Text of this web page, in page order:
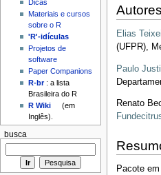
Autores
Elias
(UFPR),
Paulo
Renato
Pacote
Dicas
Materiais e cursos
sobre o R
'R'-idículas
Projetos de
software
Paper Companions
R-br: a lista
Brasileira do R
R Wiki
(em
Inglês).
busca